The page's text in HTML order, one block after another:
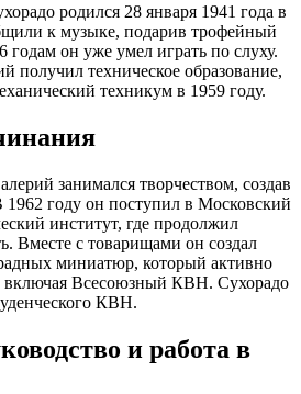
родился 28 января 1941 года в
к музыке, подарив трофейный
годам он уже умел играть по слуху.
техническое образование,
техникум в 1959 году.
занимался творчеством, создав
1962 году он поступил в Московский
институт, где продолжил
Вместе с товарищами он создал
миниатюр, который активно
включая Всесоюзный КВН. Сухорадо
КВН.
и работа в